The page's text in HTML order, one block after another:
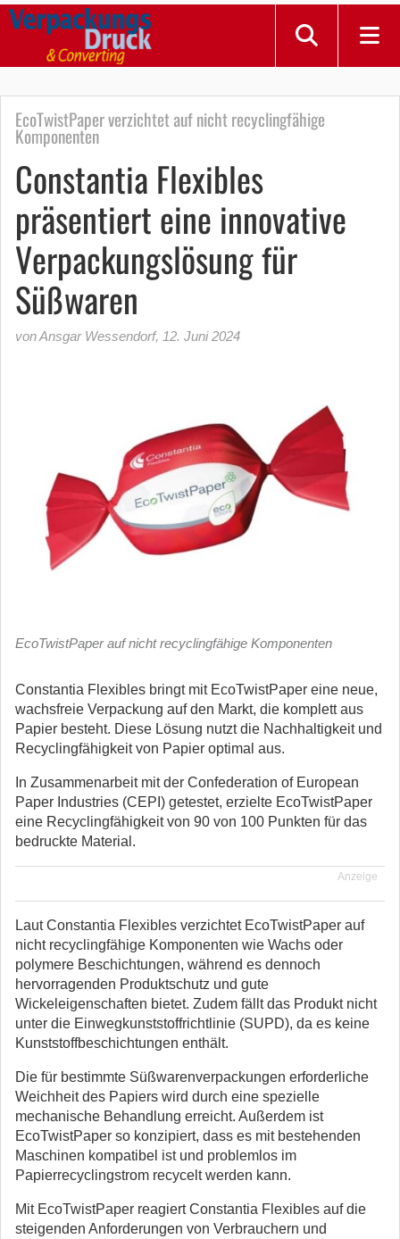
EcoTwistPaper verzichtet auf nicht recyclingfähige
Komponenten
Constantia Flexibles
präsentiert eine innovative
Verpackungslösung für
Süßwaren
von Ansgar Wessendorf, 12. Juni 2024
EcoTwistPaper auf nicht recyclingfähige Komponenten
Constantia Flexibles bringt mit EcoTwistPaper eine neue,
wachsfreie Verpackung auf den Markt, die komplett aus
Papier besteht. Diese Lösung nutzt die Nachhaltigkeit und
Recyclingfähigkeit von Papier optimal aus.
In Zusammenarbeit mit der Confederation of European
Paper Industries (CEPI) getestet, erzielte EcoTwistPaper
eine Recyclingfähigkeit von 90 von 100 Punkten für das
bedruckte Material.
Anzeige
Laut Constantia Flexibles verzichtet EcoTwistPaper auf
nicht recyclingfähige Komponenten wie Wachs oder
polymere Beschichtungen, während es dennoch
hervorragenden Produktschutz und gute
Wickeleigenschaften bietet. Zudem fällt das Produkt nicht
unter die Einwegkunststoffrichtlinie (SUPD), da es keine
Kunststoffbeschichtungen enthält.
Die für bestimmte Süßwarenverpackungen erforderliche
Weichheit des Papiers wird durch eine spezielle
mechanische Behandlung erreicht. Außerdem ist
EcoTwistPaper so konzipiert, dass es mit bestehenden
Maschinen kompatibel ist und problemlos im
Papierrecyclingstrom recycelt werden kann.
Mit EcoTwistPaper reagiert Constantia Flexibles auf die
steigenden Anforderungen von Verbrauchern und